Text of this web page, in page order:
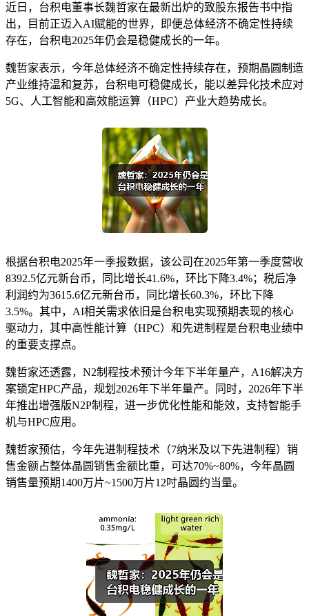
近日，台积电董事长魏哲家在最新出炉的致股东报告书中指
出，目前正迈入AI赋能的世界，即便总体经济不确定性持续
存在，台积电2025年仍会是稳健成长的一年。
魏哲家表示，今年总体经济不确定性持续存在，预期晶圆制造
产业维持温和复苏，台积电可稳健成长，能以差异化技术应对
5G、人工智能和高效能运算（HPC）产业大趋势成长。
根据台积电2025年一季报数据，该公司在2025年第一季度营收
8392.5亿元新台币，同比增长41.6%，环比下降3.4%；税后净
利润约为3615.6亿元新台币，同比增长60.3%，环比下降
3.5%。其中，AI相关需求依旧是台积电实现预期表现的核心
驱动力，其中高性能计算（HPC）和先进制程是台积电业绩中
的重要支撑点。
魏哲家还透露，N2制程技术预计今年下半年量产，A16解决方
案锁定HPC产品，规划2026年下半年量产。同时，2026年下半
年推出增强版N2P制程，进一步优化性能和能效，支持智能手
机与HPC应用。
魏哲家预估，今年先进制程技术（7纳米及以下先进制程）销
售金额占整体晶圆销售金额比重，可达70%~80%，今年晶圆
销售量预期1400万片~1500万片12吋晶圆约当量。